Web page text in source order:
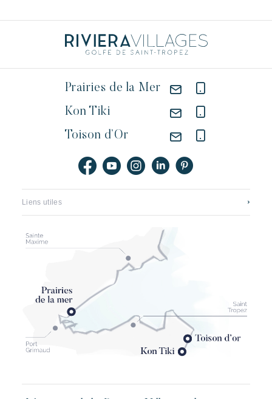
Prairies de la Mer
Kon Tiki
Toison d’Or
Liens utiles
Carrières
Le renouveau de pampelonne
Partenaires
Termes & conditions
Assurance annulation Kon Tiki
Conditions générales echeck-in (pré-enregistrement)